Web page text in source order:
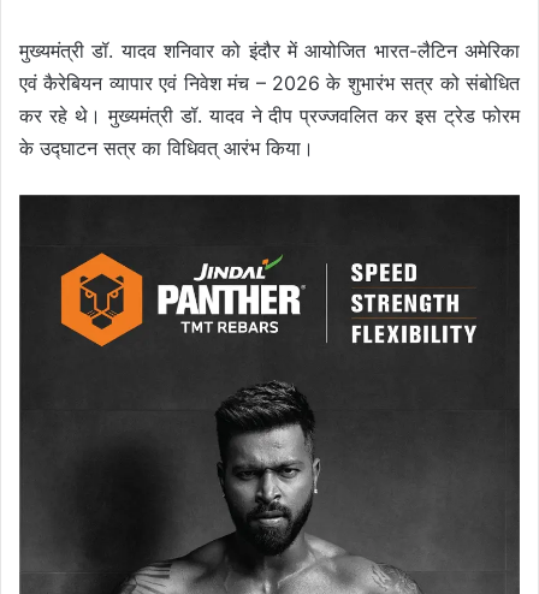
मुख्यमंत्री डॉ. यादव शनिवार को इंदौर में आयोजित भारत-लैटिन अमेरिका
एवं कैरेबियन व्यापार एवं निवेश मंच – 2026 के शुभारंभ सत्र को संबोधित
कर रहे थे। मुख्यमंत्री डॉ. यादव ने दीप प्रज्जवलित कर इस ट्रेड फोरम
के उद्घाटन सत्र का विधिवत् आरंभ किया।